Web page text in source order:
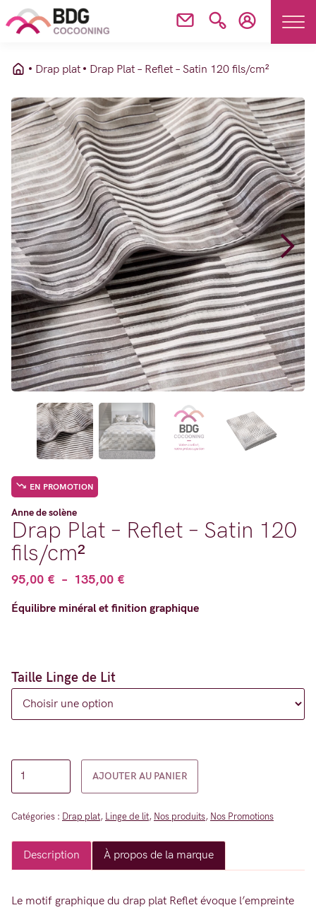
Drap plat Drap Plat – Reflet – Satin 120 fils/cm²
EN PROMOTION
Anne de solène
Drap Plat – Reflet – Satin 120
fils/cm²
95,00 € – 135,00 €Plage
prix :
Équilibre minéral et finition graphique
Taille Linge de Lit
quantité
Plat
Reflet
Satin
AJOUTER AU PANIER
Catégories : Drap plat, Linge de lit, Nos produits, Nos Promotions
Description À propos de la marque
Le motif graphique du drap plat Reflet évoque l’empreinte